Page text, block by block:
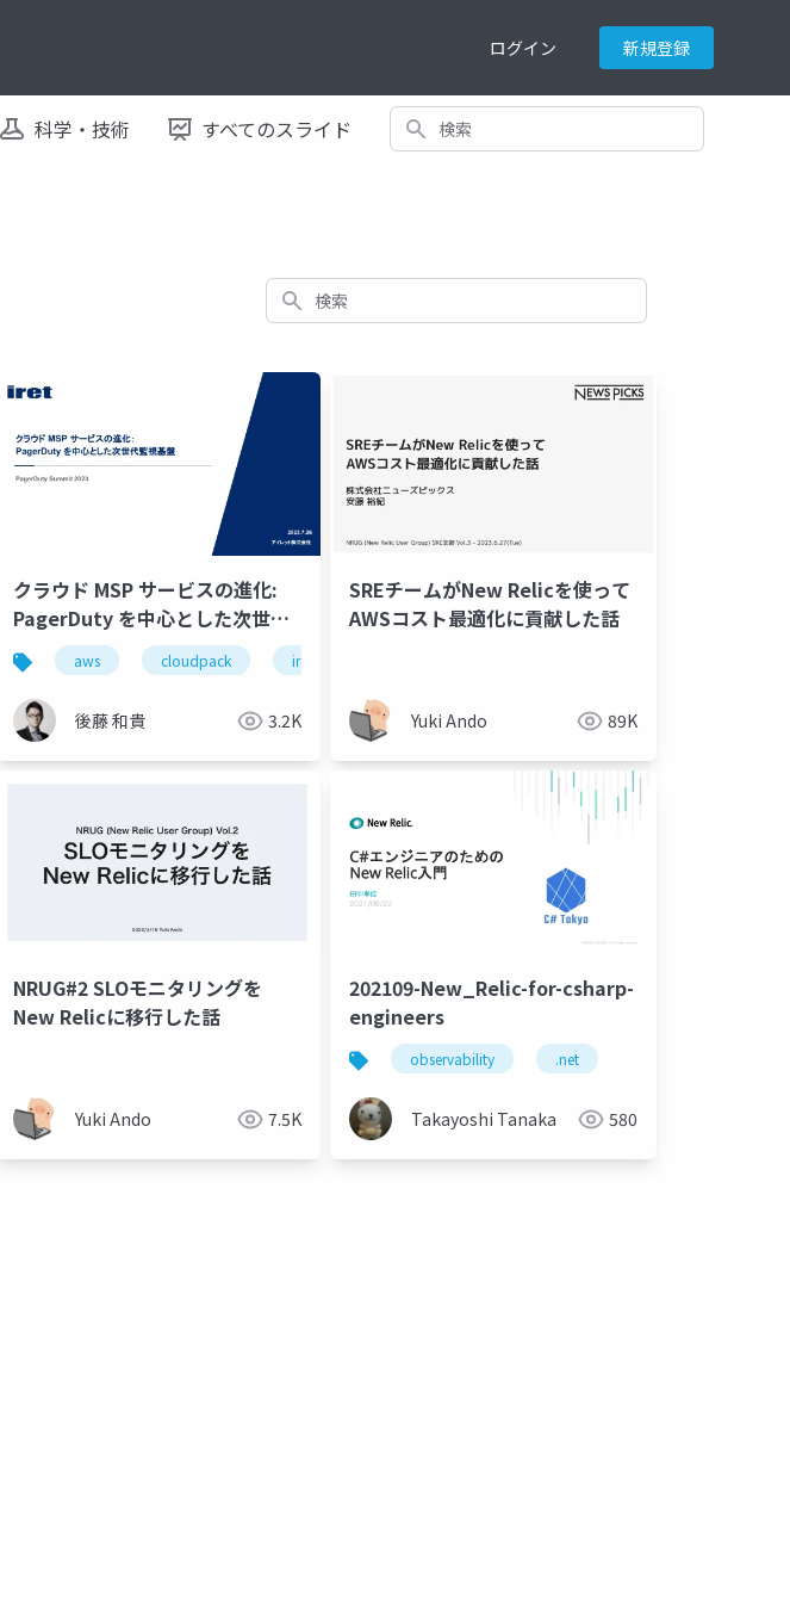
ログイン 新規登録
科学・技術 すべてのスライド 検索
検索
クラウド MSP サービスの進化:
PagerDuty を中心とした次世代
監視基盤aws cloudpack iret
後藤 和貴 3.2K
SREチームがNew Relicを使って
AWSコスト最適化に貢献した話
Yuki Ando 89K
NRUG#2 SLOモニタリングを
New Relicに移行した話
Yuki Ando 7.5K
202109-New_Relic-for-csharp-
engineers
observability .net
Takayoshi Tanaka 580